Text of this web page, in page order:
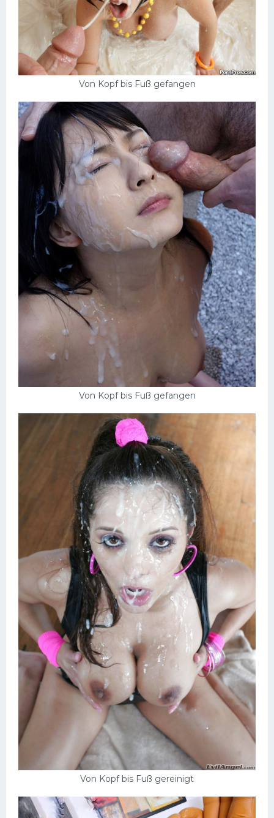
Von Kopf bis Fuß gefangen
Von Kopf bis Fuß gefangen
Von Kopf bis Fuß gereinigt